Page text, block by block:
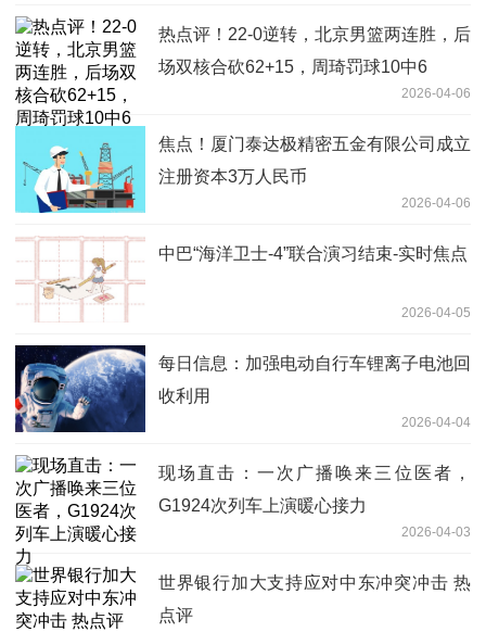
热点评！22-0逆转，北京男篮两连胜，后
场双核合砍62+15，周琦罚球10中6
2026-04-06
焦点！厦门泰达极精密五金有限公司成立
注册资本3万人民币
2026-04-06
中巴“海洋卫士-4”联合演习结束-实时焦点
2026-04-05
每日信息：加强电动自行车锂离子电池回
收利用
2026-04-04
现场直击：一次广播唤来三位医者，
G1924次列车上演暖心接力
2026-04-03
世界银行加大支持应对中东冲突冲击 热
点评